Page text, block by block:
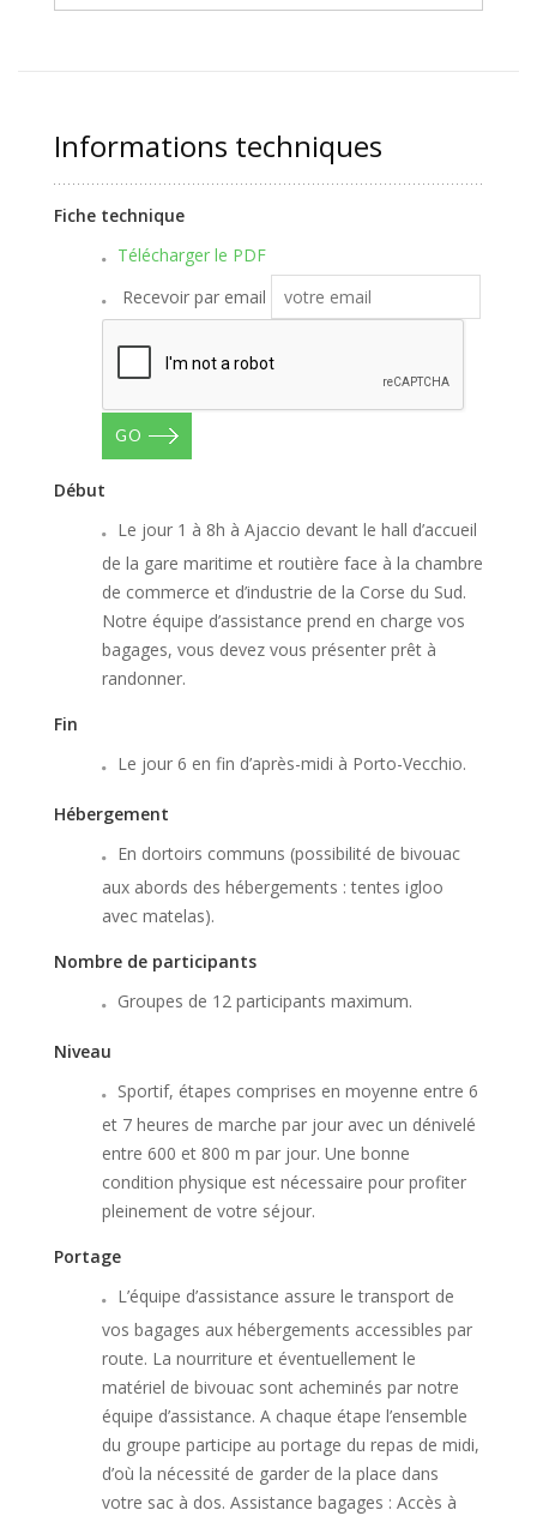
Informations techniques
Fiche technique
Télécharger le PDF
Recevoir par email
GO
Début
Le jour 1 à 8h à Ajaccio devant le hall d’accueil
de la gare maritime et routière face à la chambre
de commerce et d’industrie de la Corse du Sud.
Notre équipe d’assistance prend en charge vos
bagages, vous devez vous présenter prêt à
randonner.
Fin
Le jour 6 en fin d’après-midi à Porto-Vecchio.
Hébergement
En dortoirs communs (possibilité de bivouac
aux abords des hébergements : tentes igloo
avec matelas).
Nombre de participants
Groupes de 12 participants maximum.
Niveau
Sportif, étapes comprises en moyenne entre 6
et 7 heures de marche par jour avec un dénivelé
entre 600 et 800 m par jour. Une bonne
condition physique est nécessaire pour profiter
pleinement de votre séjour.
Portage
L’équipe d’assistance assure le transport de
vos bagages aux hébergements accessibles par
route. La nourriture et éventuellement le
matériel de bivouac sont acheminés par notre
équipe d’assistance. A chaque étape l’ensemble
du groupe participe au portage du repas de midi,
d’où la nécessité de garder de la place dans
votre sac à dos. Assistance bagages : Accès à